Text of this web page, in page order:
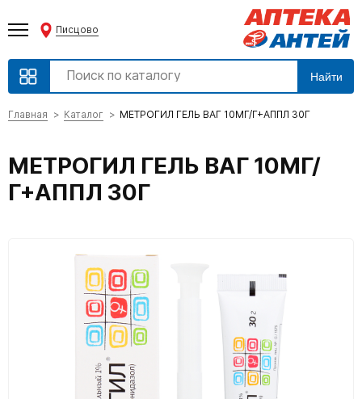
Писцово
Найти
Главная Каталог МЕТРОГИЛ ГЕЛЬ ВАГ 10МГ/Г+АППЛ 30Г
МЕТРОГИЛ ГЕЛЬ ВАГ 10МГ/
Г+АППЛ 30Г